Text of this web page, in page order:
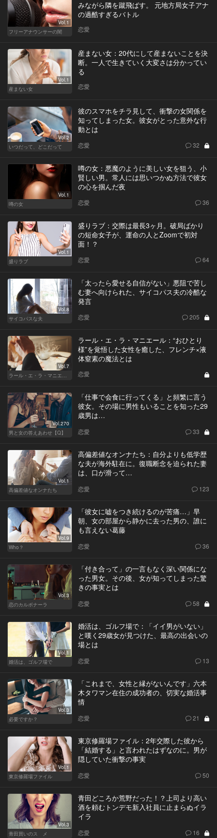
Vol.1
フリーアナウンサーの闇
みながら隣を蹴飛ばす。 元地方局女子アナ
の過酷すぎるバトル
恋愛
Vol.1
産まない女
産まない女：20代にして産まないことを決
断。一人で生きていく大変さは分かってい
る
恋愛
Vol.2
いつだって、どこだって
彼のスマホをチラ見して、衝撃の女関係を
知ってしまった女。彼女がとった意外な行
動とは
恋愛 32
Vol.1
噂の女
噂の女：悪魔のように美しい女を狙う、小
賢しい男。常人には思いつかぬ方法で彼女
の心を掴んだ夜
恋愛 36
Vol.1
盛りラブ
盛りラブ：交際は最長3ヶ月。破局ばかり
の短命女子が、運命の人とZoomで初対
面！？
恋愛 64
Vol.8
サイコパスな夫
「太ったら愛せる自信がない」悪阻で苦し
む妻へ向けられた、サイコパス夫の冷酷な
発言
恋愛 205
Vol.7
ラール・エ・ラ・マニエール
ラール・エ・ラ・マニエール：“おひとり
様”を覚悟した女性を癒した、フレンチ×液
体窒素の魔法とは
恋愛
Vol.270
男と女の答えあわせ【Q】
「仕事で会食に行ってくる」と頻繁に言う
彼女。その場に男性もいることを知った29
歳男は…
恋愛 33
Vol.1
高偏差値なオンナたち
高偏差値なオンナたち：自分よりも低学歴
な夫が海外駐在に。復職断念を迫られた妻
は、口が滑って…
恋愛 123
Vol.9
Who？
「彼女に嘘をつき続けるのが苦痛…」早
朝、女の部屋から静かに去った男の、誰に
も言えない葛藤
恋愛 36
Vol.3
恋のカルボナーラ
「付き合って」の一言もなく深い関係にな
った男女。その後、女が知ってしまった驚
きの事実とは
恋愛 58
Vol.1
婚活は、ゴルフ場で
婚活は、ゴルフ場で：「イイ男がいない」
と嘆く29歳女が見つけた、最高の出会いの
場とは
恋愛 13
Vol.3
必要ですか？
「これまで、女性と縁がないんです」六本
木タワマン在住の成功者の、切実な婚活事
情
恋愛 21
Vol.1
東京修羅場ファイル
東京修羅場ファイル：2年交際した彼から
「結婚する」と言われたはずなのに。男が
隠していた衝撃の事実
恋愛 50
Vol.3
青田買いのスゝメ
青田どころか荒野だった！？上司より高い
酒を頼むトンデモ新入社員に止まらぬイラ
イラ
恋愛 16